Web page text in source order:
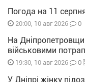
Погода на 11
20:00, 10 авг 2026 0
На
військовими
19:30, 10 авг 2026 0
У Дніпрі жінку